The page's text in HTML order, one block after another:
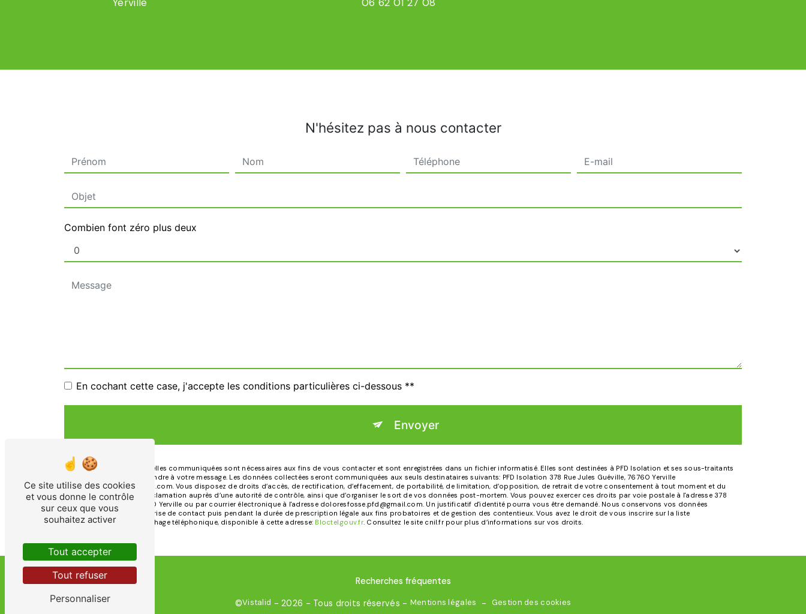
N'hésitez pas à nous contacter
Combien font zéro plus deux
En cochant cette case, j'accepte les conditions particulières ci-dessous **
Envoyer
** Les données personnelles communiquées sont nécessaires aux fins de vous contacter et sont enregistrées dans un fichier informatisé. Elles sont destinées à PFD Isolation et ses sous-traitants
dans le seul but de répondre à votre message. Les données collectées seront communiquées aux seuls destinataires suivants: PFD Isolation 378 Rue Jules Guéville, 76760 Yerville
doloresfosse.pfd@gmail.com. Vous disposez de droits d’accès, de rectification, d’effacement, de portabilité, de limitation, d’opposition, de retrait de votre consentement à tout moment et du
droit d’introduire une réclamation auprès d’une autorité de contrôle, ainsi que d’organiser le sort de vos données post-mortem. Vous pouvez exercer ces droits par voie postale à l'adresse 378
Rue Jules Guéville, 76760 Yerville ou par courrier électronique à l'adresse doloresfosse.pfd@gmail.com. Un justificatif d'identité pourra vous être demandé. Nous conservons vos données
pendant la période de prise de contact puis pendant la durée de prescription légale aux fins probatoires et de gestion des contentieux. Vous avez le droit de vous inscrire sur la liste
d'opposition au démarchage téléphonique, disponible à cette adresse: Bloctel.gouv.fr. Consultez le site cnil.fr pour plus d’informations sur vos droits.
Recherches fréquentes
©Vistalid - 2026 - Tous droits réservés - Mentions légales - Gestion des cookies
Ce site utilise des cookies
et vous donne le contrôle
sur ceux que vous
souhaitez activer
Tout accepter
Tout refuser
Personnaliser